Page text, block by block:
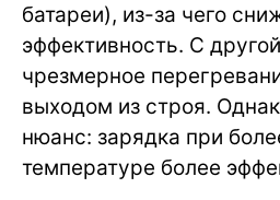
батареи), из-за чего
эффективность. С
чрезмерное
выходом из строя.
нюанс: зарядка при
температуре более